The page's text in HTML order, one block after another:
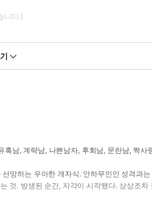
니다.)
남, 계략남, 나쁜남자, 후회남, 문란남, 짝
하는 우아한 개자식. 안하무인인 성격과
것. 방생된 순간, 자각이 시작됐다. 상상조